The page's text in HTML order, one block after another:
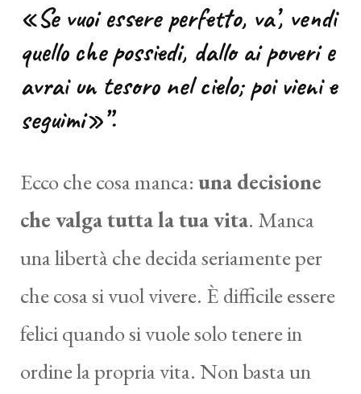
«Se vuoi essere perfetto, va’, vendi
quello che possiedi, dallo ai poveri e
avrai un tesoro nel cielo; poi vieni e
seguimi»”.
Ecco che cosa manca: una decisione
che valga tutta la tua vita. Manca
una libertà che decida seriamente per
che cosa si vuol vivere. È difficile essere
felici quando si vuole solo tenere in
ordine la propria vita. Non basta un